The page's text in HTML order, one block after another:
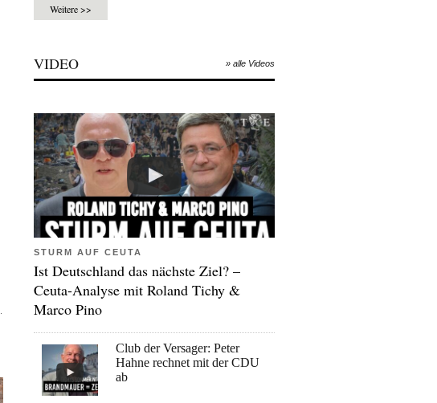
Weitere >>
VIDEO » alle Videos
STURM AUF CEUTA
Ist Deutschland das nächste Ziel? –
Ceuta-Analyse mit Roland Tichy &
Marco Pino
Club der Versager: Peter
Hahne rechnet mit der CDU
ab